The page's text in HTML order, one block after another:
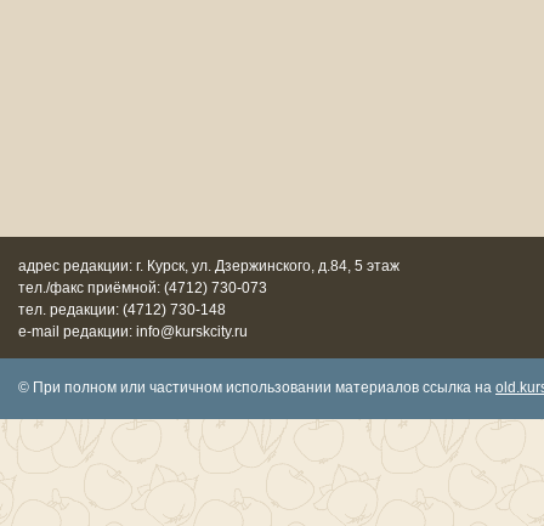
адрес редакции: г. Курск, ул. Дзержинского, д.84, 5 этаж
тел./факс приёмной: (4712) 730-073
тел. редакции: (4712) 730-148
e-mail редакции: info@kurskcity.ru
© При полном или частичном использовании материалов ссылка на